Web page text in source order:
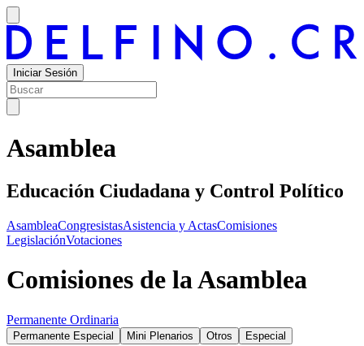
Iniciar Sesión
Asamblea
Educación Ciudadana y Control Político
AsambleaCongresistasAsistencia y ActasComisiones
LegislaciónVotaciones
Comisiones de la Asamblea
Permanente Ordinaria
Permanente Especial Mini Plenarios Otros Especial